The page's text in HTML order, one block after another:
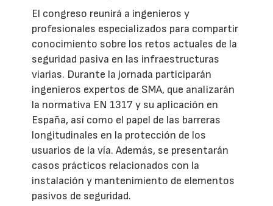
El congreso reunirá a ingenieros y
profesionales especializados para compartir
conocimiento sobre los retos actuales de la
seguridad pasiva en las infraestructuras
viarias. Durante la jornada participarán
ingenieros expertos de SMA, que analizarán
la normativa EN 1317 y su aplicación en
España, así como el papel de las barreras
longitudinales en la protección de los
usuarios de la vía. Además, se presentarán
casos prácticos relacionados con la
instalación y mantenimiento de elementos
pasivos de seguridad.